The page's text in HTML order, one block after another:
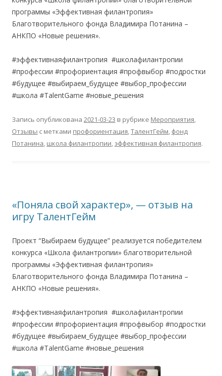
программы «Эффективная филантропия»
Благотворительного фонда Владимира Потанина –
АНКПО «Новые решения».
#эффективнаяфилантропия #школафилантропии
#профессии #профориентация #профвыбор #подростки
#будущее #выбираем_будущее #выбор_профессии
#школа #TalentGame #новые_решения
Запись опубликована 2021-03-23 в рубрике Мероприятия,
Отзывы с метками профориентация,ТалентГейм, фонд
Потанина, школа филантропии, эффективная филантропия.
«Поняла свой характер», — отзыв на
игру ТалентГейм
Проект “Выбираем будущее” реализуется победителем
конкурса «Школа филантропии» благотворительной
программы «Эффективная филантропия»
Благотворительного фонда Владимира Потанина –
АНКПО «Новые решения».
#эффективнаяфилантропия #школафилантропии
#профессии #профориентация #профвыбор #подростки
#будущее #выбираем_будущее #выбор_профессии
#школа #TalentGame #новые_решения